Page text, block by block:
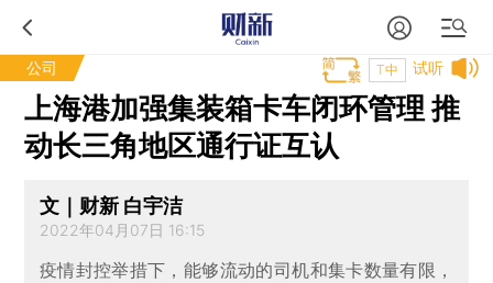
公司 试听
T中
上海港加强集装箱卡车闭环管理 推
动长三角地区通行证互认
文｜财新 白宇洁
2022年04月07日 16:15
疫情封控举措下，能够流动的司机和集卡数量有限，